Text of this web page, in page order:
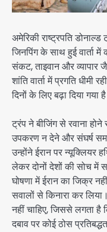
अमेरिकी राष्ट्रपति
जिनपिंग के साथ हुई वार्ता
संकट, ताइवान और व्यापार
शांति वार्ता में प्रगति धीमी
दिनों के लिए बढ़ा दिया गया
ट्रंप ने बीजिंग से रवाना
उपकरण न देने और संघर्ष
उन्होंने ईरान पर न्यूक्लियर
लेकर दोनों देशों की सोच में
घोषणा में ईरान का जिक्र
सवालों से किनारा कर
नहीं चाहिए, जिससे लगता
दबाव पर कोई ठोस